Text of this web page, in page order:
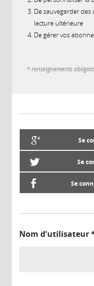
De sauvegarder
lecture ultérieure
De gérer vos
* renseignements
Se
Se
Se
Nom d'utilisateur